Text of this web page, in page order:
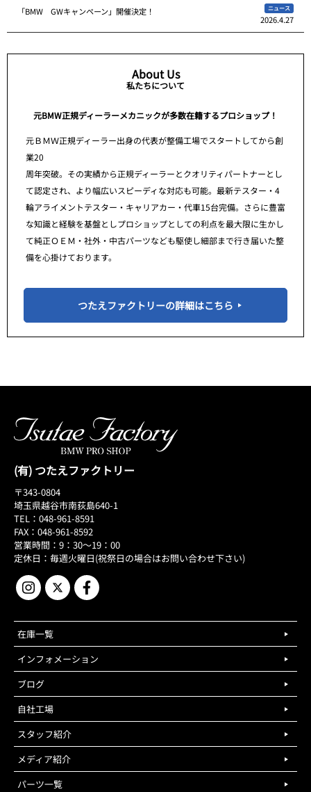
「BMW GWキャンペーン」開催決定！ ニュース
2026.4.27
About Us
私たちについて
元BMW正規ディーラーメカニックが多数在籍するプロショップ！
元ＢＭＷ正規ディーラー出身の代表が整備工場でスタートしてから創
業20
周年突破。その実績から正規ディーラーとクオリティパートナーとし
て認定され、より幅広いスピーディな対応も可能。最新テスター・4
輪アライメントテスター・キャリアカー・代車15台完備。さらに豊富
な知識と経験を基盤としプロショップとしての利点を最大限に生かし
て純正ＯＥＭ・社外・中古パーツなども駆使し細部まで行き届いた整
備を心掛けております。
つたえファクトリーの詳細はこちら
(有) つたえファクトリー
〒343-0804
埼玉県越谷市南荻島640-1
TEL：048-961-8591
FAX：048-961-8592
営業時間：9：30～19：00
定休日：毎週火曜日(祝祭日の場合はお問い合わせ下さい)
在庫一覧
インフォメーション
ブログ
自社工場
スタッフ紹介
メディア紹介
パーツ一覧